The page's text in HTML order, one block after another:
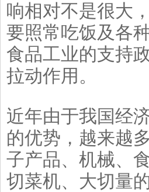
响相对不是很大
要照常吃饭及各
食品工业的支持
拉动作用。
近年由于我国经
的优势，越来越
子产品、机械、
切菜机、大切量